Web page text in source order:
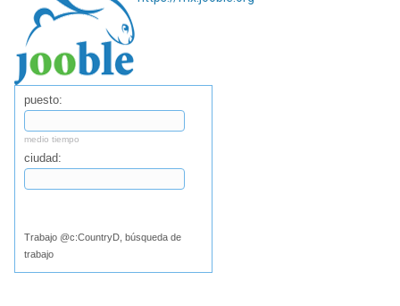
puesto:
medio tiempo
ciudad:
Trabajo @c:CountryD, búsqueda de
trabajo